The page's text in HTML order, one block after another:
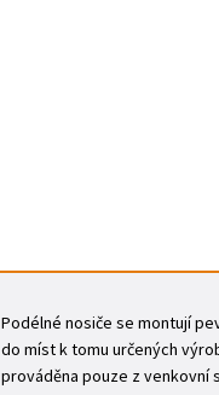
Podélné nosiče se montují
do míst k tomu určených
prováděna pouze z